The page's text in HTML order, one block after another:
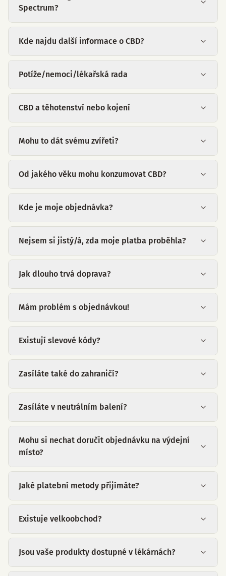
Spectrum?
Kde najdu další informace o CBD?
Potíže/nemoci/lékařská rada
CBD a těhotenství nebo kojení
Mohu to dát svému zvířeti?
Od jakého věku mohu konzumovat CBD?
Kde je moje objednávka?
Nejsem si jistý/á, zda moje platba proběhla?
Jak dlouho trvá doprava?
Mám problém s objednávkou!
Existují slevové kódy?
Zasíláte také do zahraničí?
Zasíláte v neutrálním balení?
Mohu si nechat doručit objednávku na výdejní
místo?
Jaké platební metody přijímáte?
Existuje velkoobchod?
Jsou vaše produkty dostupné v lékárnách?